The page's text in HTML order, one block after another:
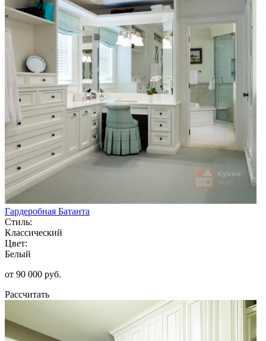
Гардеробная Батанта
Стиль:
Классический
Цвет:
Белый
от 90 000 руб.
Рассчитать